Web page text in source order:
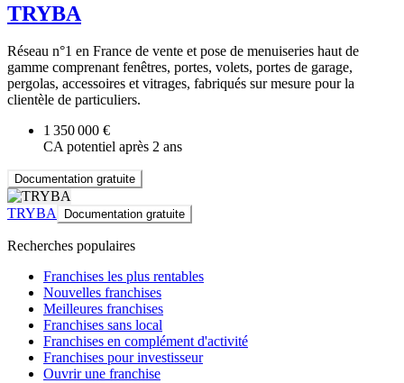
TRYBA
Réseau n°1 en France de vente et pose de menuiseries haut de
gamme comprenant fenêtres, portes, volets, portes de garage,
pergolas, accessoires et vitrages, fabriqués sur mesure pour la
clientèle de particuliers.
1 350 000 €
CA potentiel après 2 ans
Documentation gratuite
TRYBA Documentation gratuite
Recherches populaires
Franchises les plus rentables
Nouvelles franchises
Meilleures franchises
Franchises sans local
Franchises en complément d'activité
Franchises pour investisseur
Ouvrir une franchise